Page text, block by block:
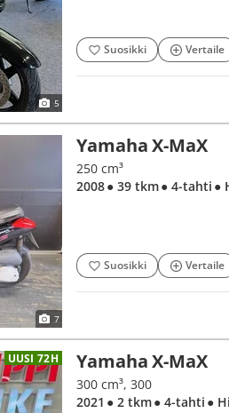
5
Suosikki Vertaile
7
Yamaha X-MaX
250 cm³
2008● 39 tkm● 4-tahti ●
Suosikki Vertaile
UUSI 72H Yamaha X-MaX
300 cm³, 300
2021 ● 2 tkm● 4-tahti ●